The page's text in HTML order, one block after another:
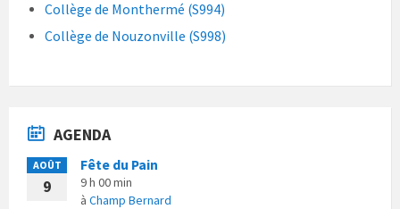
Collège de Monthermé (S994)
Collège de Nouzonville (S998)
AGENDA
AOÛT
9
Fête du Pain
9 h 00 min
à Champ Bernard